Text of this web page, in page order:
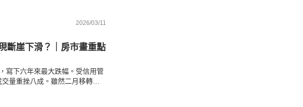
2026/03/11
斷崖下滑？｜房市畫重點
寫下六年來最大跌幅。受信用管
量重挫八成。雖然二月移轉棟